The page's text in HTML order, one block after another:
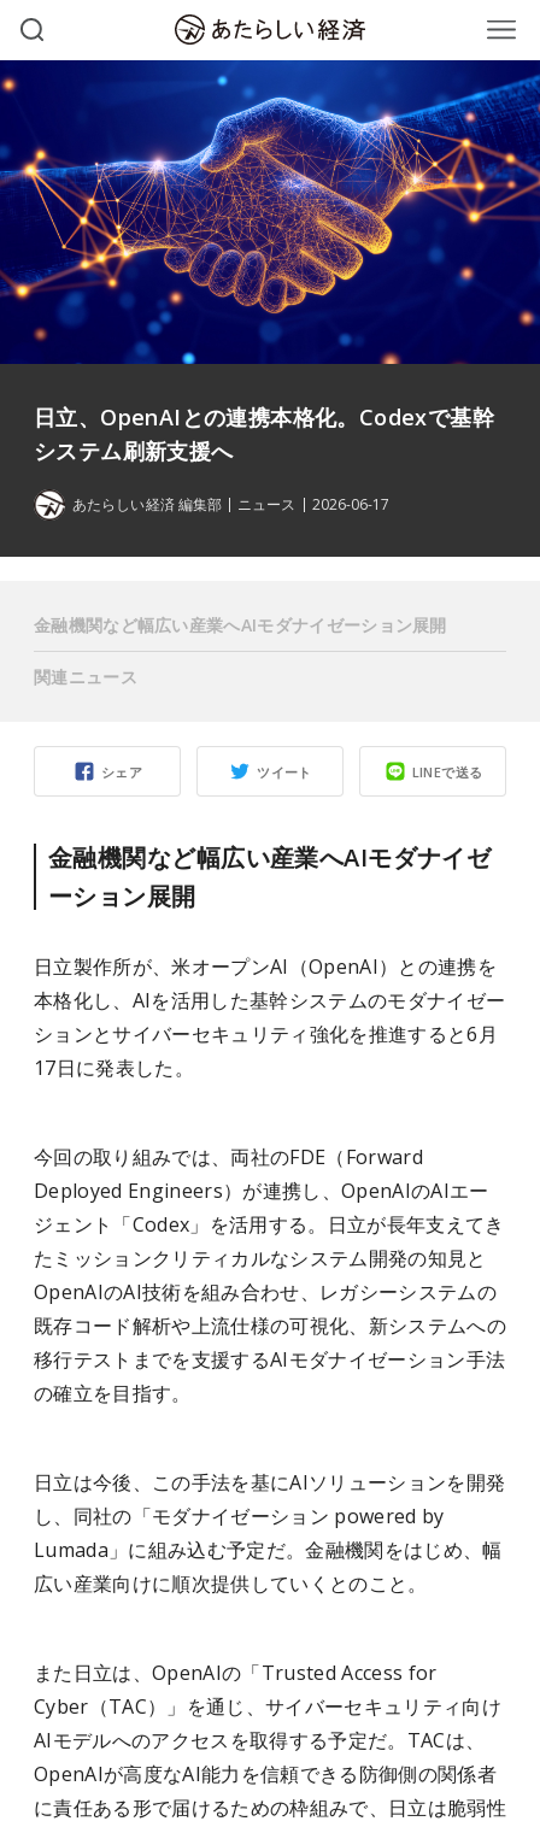
日立、OpenAIとの連携本格化。Codexで基幹
システム刷新支援へ
あたらしい経済 編集部 ニュース 2026-06-17
シェア ツイート LINEで送る
金融機関など幅広い産業へAIモダナイゼ
ーション展開
日立製作所が、米オープンAI（OpenAI）との連携を
本格化し、AIを活用した基幹システムのモダナイゼー
ションとサイバーセキュリティ強化を推進すると6月
17日に発表した。
今回の取り組みでは、両社のFDE（Forward
Deployed Engineers）が連携し、OpenAIのAIエー
ジェント「Codex」を活用する。日立が長年支えてき
たミッションクリティカルなシステム開発の知見と
OpenAIのAI技術を組み合わせ、レガシーシステムの
既存コード解析や上流仕様の可視化、新システムへの
移行テストまでを支援するAIモダナイゼーション手法
の確立を目指す。
日立は今後、この手法を基にAIソリューションを開発
し、同社の「モダナイゼーション powered by
Lumada」に組み込む予定だ。金融機関をはじめ、幅
広い産業向けに順次提供していくとのこと。
また日立は、OpenAIの「Trusted Access for
Cyber（TAC）」を通じ、サイバーセキュリティ向け
AIモデルへのアクセスを取得する予定だ。TACは、
OpenAIが高度なAI能力を信頼できる防御側の関係者
に責任ある形で届けるための枠組みで、日立は脆弱性
金融機関など幅広い産業へAIモダナイゼーション展開
関連ニュース